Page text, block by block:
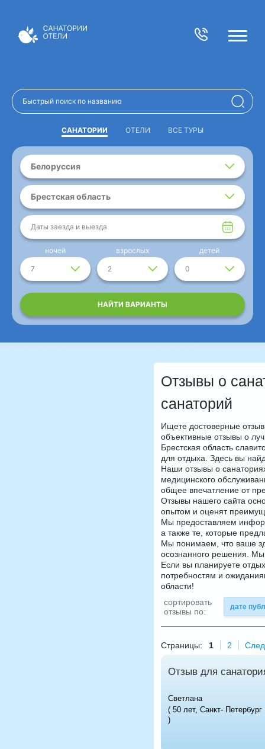
САНАТОРИИ ОТЕЛИ ВСЕ ТУРЫ
Белоруссия
Брестская область
Даты заезда и выезда
7
ночей
2
взрослых
0
детей
НАЙТИ ВАРИАНТЫ
Отзывы о
санаторий
Ищете достоверные
объективные отзывы о
Брестская область
для отдыха. Здесь вы
Наши отзывы о
медицинского
общее впечатление от
Отзывы нашего сайта
опытом и оценят
Мы предоставляем
а также те, которые
Мы понимаем, что ваше
осознанного решения. Мы
Если вы планируете
потребностям и
области!
сортировать
отзывы по:
дате
Страницы: 1 2
Отзыв для
Светлана
( 50 лет, Санкт- Петербург
)